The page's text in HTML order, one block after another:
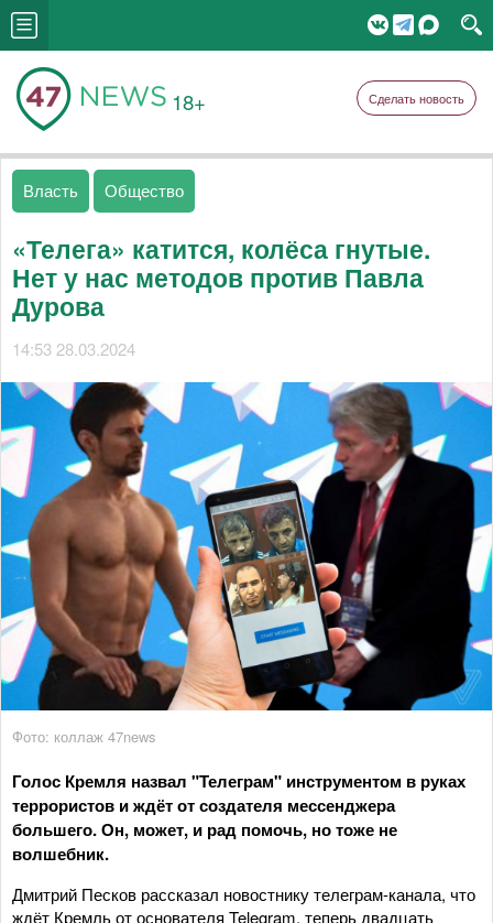
18+ Сделать новость
Власть Общество
«Телега» катится, колёса гнутые.
Нет у нас методов против Павла
Дурова
14:53 28.03.2024
Фото: коллаж 47news
Голос Кремля назвал "Телеграм" инструментом в руках
террористов и ждёт от создателя мессенджера
большего. Он, может, и рад помочь, но тоже не
волшебник.
Дмитрий Песков рассказал новостнику телеграм-канала, что
ждёт Кремль от основателя Telegram, теперь двадцать